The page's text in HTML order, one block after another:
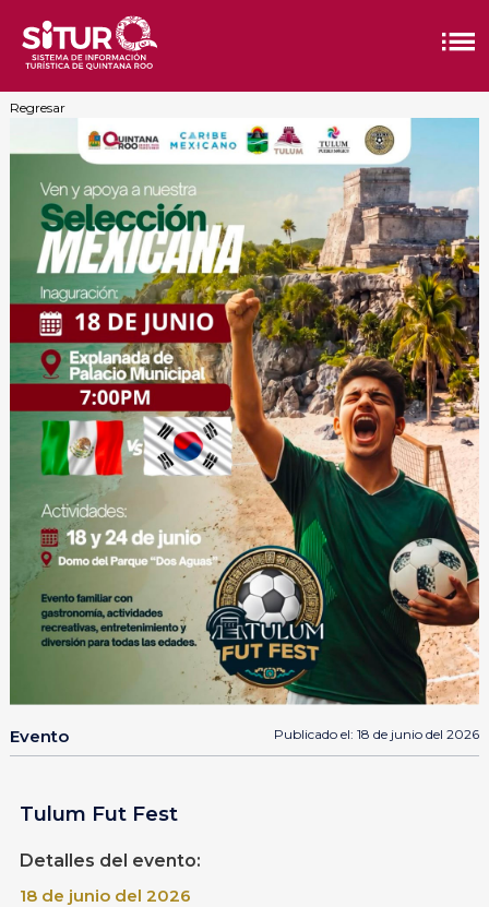
Regresar
Evento Publicado el: 18 de junio del 2026
Tulum Fut Fest
Detalles del evento:
18 de junio del 2026